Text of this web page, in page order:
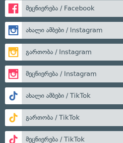
მეცნიერება / Facebook
ახალი ამბები / Instagram
გართობა / Instagram
მეცნიერება / Instagram
ახალი ამბები / TikTok
გართობა / TikTok
მეცნიერება / TikTok